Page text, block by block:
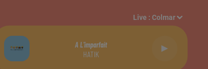
Live :Colmar
A L'imparfait
HATIK